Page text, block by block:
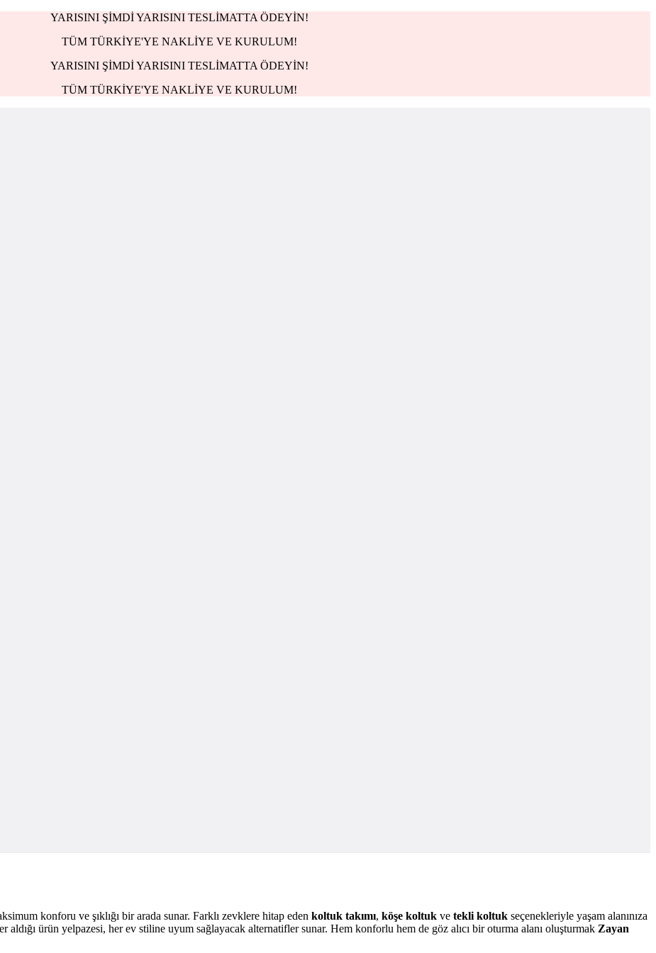
YARISINI ŞİMDİ YARISINI TESLİMATTA ÖDEYİN!
TÜM TÜRKİYE'YE NAKLİYE VE KURULUM!
YARISINI ŞİMDİ YARISINI TESLİMATTA ÖDEYİN!
TÜM TÜRKİYE'YE NAKLİYE VE KURULUM!
konforu ve şıklığı bir arada sunar. Farklı zevklere hitap eden koltuk takımı, köşe koltuk ve tekli koltuk seçenekleriyle yaşam alanınıza
ürün yelpazesi, her ev stiline uyum sağlayacak alternatifler sunar. Hem konforlu hem de göz alıcı bir oturma alanı oluşturmak Zayan